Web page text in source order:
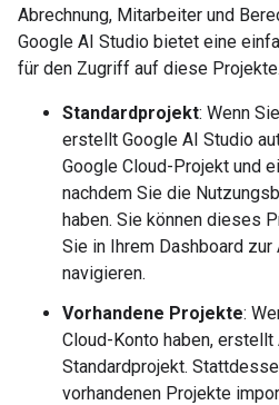
Abrechnung, Mitarbeiter und
Google AI Studio bietet eine
für den Zugriff auf diese Projekte.
Standardprojekt: Wenn
erstellt Google AI Studio
Google Cloud-Projekt und
nachdem Sie die
haben. Sie können dieses
Sie in Ihrem Dashboard zur
navigieren.
Vorhandene Projekte:
Cloud-Konto haben,
Standardprojekt.
vorhandenen Projekte